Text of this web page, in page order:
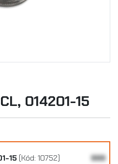
014201-15
15(Kód: 10752) 999